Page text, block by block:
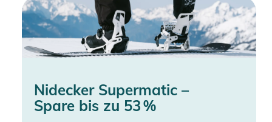
Nidecker Supermatic –
Spare bis zu 53 %